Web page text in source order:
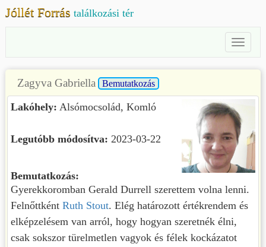
Jóllét Forrás találkozási tér
Toggle
Zagyva Gabriella Bemutatkozás
Lakóhely: Alsómocsolád, Komló
Legutóbb módosítva: 2023-03-22
Bemutatkozás:
Gyerekkoromban Gerald Durrell szerettem volna lenni.
Felnőttként Ruth Stout. Elég határozott értékrendem és
elképzelésem van arról, hogy hogyan szeretnék élni,
csak sokszor türelmetlen vagyok és félek kockázatot